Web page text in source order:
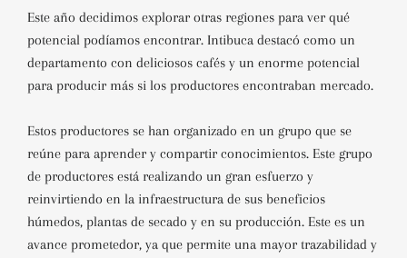
Este año decidimos explorar otras regiones para ver qué
potencial podíamos encontrar. Intibuca destacó como un
departamento con deliciosos cafés y un enorme potencial
para producir más si los productores encontraban mercado.
Estos productores se han organizado en un grupo que se
reúne para aprender y compartir conocimientos. Este grupo
de productores está realizando un gran esfuerzo y
reinvirtiendo en la infraestructura de sus beneficios
húmedos, plantas de secado y en su producción. Este es un
avance prometedor, ya que permite una mayor trazabilidad y